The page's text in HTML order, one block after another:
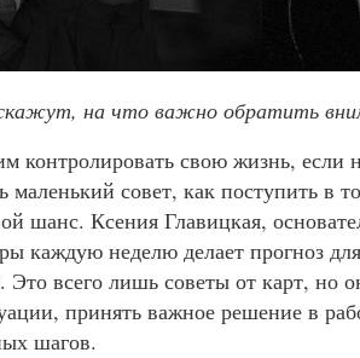
на что важно обратить
контролировать свою жизнь, если
маленький совет, как поступить в
шанс. Ксения Главицкая,
каждую неделю делает прогноз
Это всего лишь советы от карт, но
принять важное решение в
шагов.